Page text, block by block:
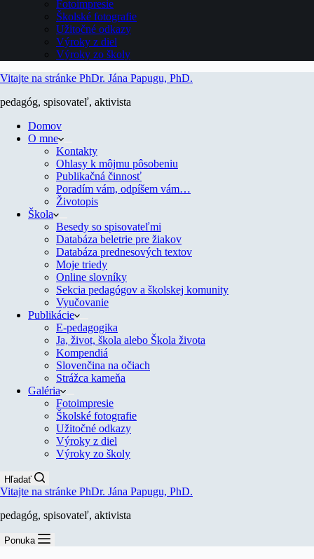
Fotoimpresie
Školské fotografie
Užitočné odkazy
Výroky z diel
Výroky zo školy
Vitajte na stránke PhDr. Jána Papugu, PhD.
pedagóg, spisovateľ, aktivista
Domov
O mne
Kontakty
Ohlasy k môjmu pôsobeniu
Publikačná činnosť
Poradím vám, odpíšem vám…
Životopis
Škola
Besedy so spisovateľmi
Databáza beletrie pre žiakov
Databáza prednesových textov
Moje triedy
Online slovníky
Sekcia pedagógov a školskej komunity
Vyučovanie
Publikácie
E-pedagogika
Ja, život, škola alebo Škola života
Kompendiá
Slovenčina na očiach
Strážca kameňa
Galéria
Fotoimpresie
Školské fotografie
Užitočné odkazy
Výroky z diel
Výroky zo školy
Hľadať
Vitajte na stránke PhDr. Jána Papugu, PhD.
pedagóg, spisovateľ, aktivista
Ponuka